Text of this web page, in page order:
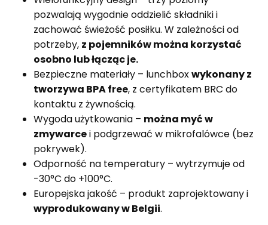
pozwalają wygodnie oddzielić składniki i
zachować świeżość posiłku. W zależności od
potrzeby, z pojemników można korzystać
osobno lub łącząc je.
Bezpieczne materiały – lunchboxwykonany z
tworzywa BPA free, z certyfikatem BRC do
kontaktu z żywnością.
Wygoda użytkowania – można myć w
zmywarcei podgrzewać w mikrofalówce (bez
pokrywek).
Odporność na temperatury – wytrzymuje od
-30°C do +100°C.
Europejska jakość – produkt zaprojektowany i
wyprodukowany w Belgii.